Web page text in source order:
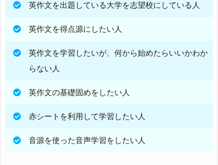
英作文を出題している大学を志望校にしている人
英作文を得点源にしたい人
英作文を学習したいが、何から始めたらいいかわか
らない人
英作文の基礎固めをしたい人
赤シートを利用して学習したい人
音源を使った音声学習をしたい人